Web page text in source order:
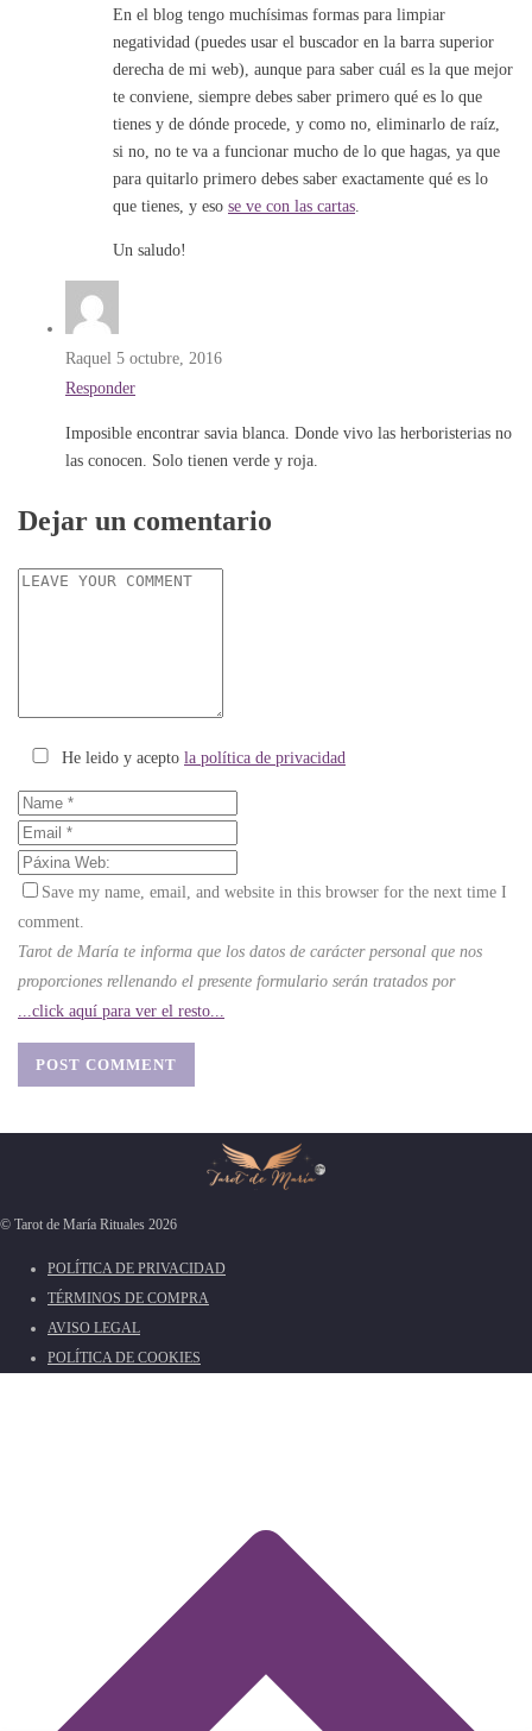
En el blog tengo muchísimas formas para limpiar
negatividad (puedes usar el buscador en la barra superior
derecha de mi web), aunque para saber cuál es la que mejor
te conviene, siempre debes saber primero qué es lo que
tienes y de dónde procede, y como no, eliminarlo de raíz,
si no, no te va a funcionar mucho de lo que hagas, ya que
para quitarlo primero debes saber exactamente qué es lo
que tienes, y eso se ve con las cartas.
Un saludo!
Raquel 5 octubre, 2016
Responder
Imposible encontrar savia blanca. Donde vivo las herboristerias no
las conocen. Solo tienen verde y roja.
Dejar un comentario
He leido y acepto la política de privacidad
Save my name, email, and website in this browser for the next time I
comment.
Tarot de María te informa que los datos de carácter personal que nos
proporciones rellenando el presente formulario serán tratados por
...click aquí para ver el resto...
© Tarot de María Rituales 2026
POLÍTICA DE PRIVACIDAD
TÉRMINOS DE COMPRA
AVISO LEGAL
POLÍTICA DE COOKIES